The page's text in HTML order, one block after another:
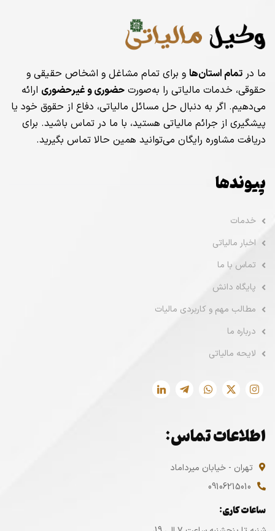
ما در تمام استان‌ها و برای تمام مشاغل و اشخاص حقیقی و
حقوقی، خدمات مالیاتی را به‌صورت حضوری و غیرحضوری ارائه
می‌دهیم. اگر به دنبال حل مسائل مالیاتی، دفاع از حقوق خود یا
پیشگیری از جرائم مالیاتی هستید، با ما در تماس باشید. برای
دریافت مشاوره رایگان می‌توانید همین حالا تماس بگیرید.
پیوندها
خدمات
اخبار مالیاتی
تماس با ما
پایگاه دانش
مطالب مهم و کاربردی مالیات
درباره ما
لایحه مالیاتی
اطلاعات تماس:
تهران - خیابان میرداماد
09106215010
ساعات کاری: